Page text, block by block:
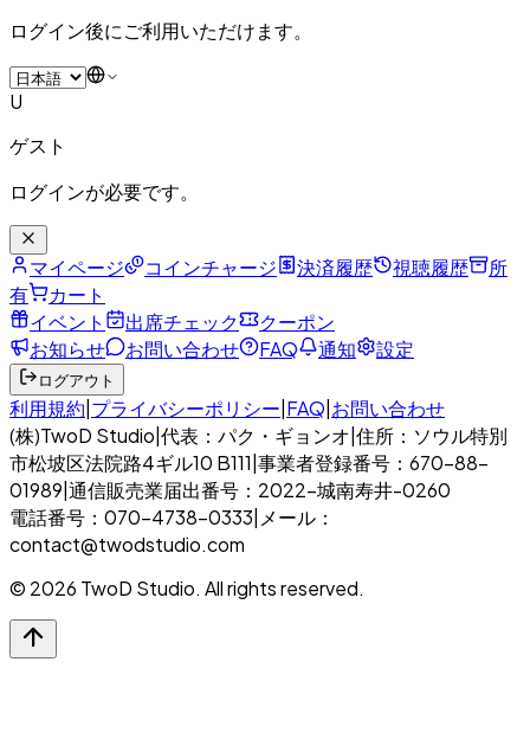
ログイン後にご利用いただけます。
U
ゲスト
ログインが必要です。
マイページ コインチャージ 決済履歴 視聴履歴
所
有
カート
イベント
出席チェック
クーポン
お知らせ
お問い合わせ FAQ 通知 設定
ログアウト
利用規約 プライバシーポリシー FAQ お問い合わせ
(株)TwoD Studio 代表：パク・ギョンオ 住所：ソウル特別
市松坡区法院路4ギル10 B111 事業者登録番号：670-88-
01989 通信販売業届出番号：2022-城南寿井-0260
電話番号：070-4738-0333 メール：
contact@twodstudio.com
© 2026 TwoD Studio. All rights reserved.